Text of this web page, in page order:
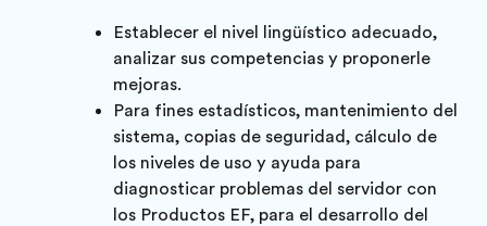
Establecer el nivel lingüístico adecuado,
analizar sus competencias y proponerle
mejoras.
Para fines estadísticos, mantenimiento del
sistema, copias de seguridad, cálculo de
los niveles de uso y ayuda para
diagnosticar problemas del servidor con
los Productos EF, para el desarrollo del